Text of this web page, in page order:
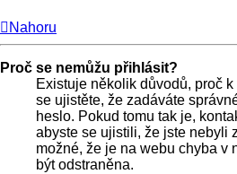
Nahoru
Proč se nemůžu přihlásit?
Existuje několik důvodů, proč
se ujistěte, že zadáváte
heslo. Pokud tomu tak je,
abyste se ujistili, že jste nebyli
možné, že je na webu chyba v
být odstraněna.